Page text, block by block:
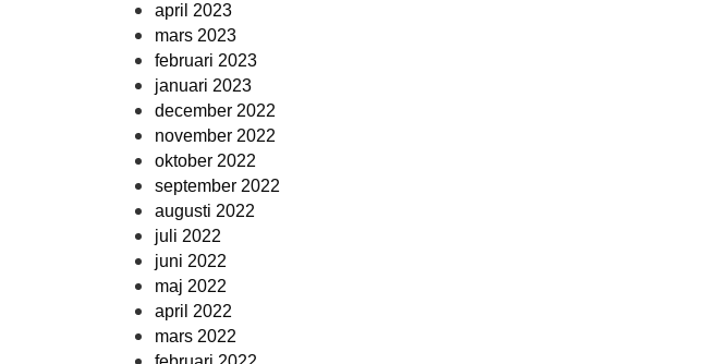
april 2023
mars 2023
februari 2023
januari 2023
december 2022
november 2022
oktober 2022
september 2022
augusti 2022
juli 2022
juni 2022
maj 2022
april 2022
mars 2022